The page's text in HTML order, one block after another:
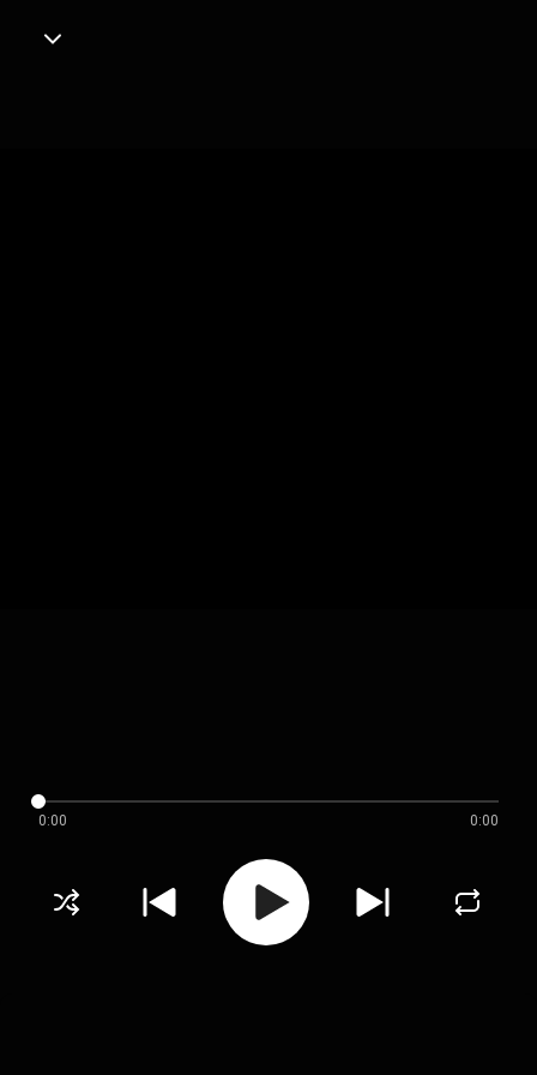
0:00 0:00